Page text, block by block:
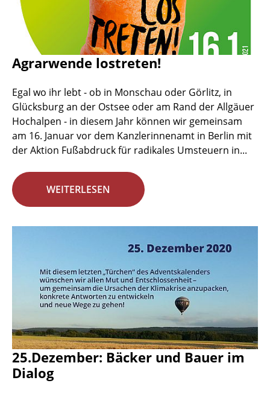
Agrarwende lostreten!
Egal wo ihr lebt - ob in Monschau oder Görlitz, in
Glücksburg an der Ostsee oder am Rand der Allgäuer
Hochalpen - in diesem Jahr können wir gemeinsam
am 16. Januar vor dem Kanzlerinnenamt in Berlin mit
der Aktion Fußabdruck für radikales Umsteuern in...
WEITERLESEN
25.Dezember: Bäcker und Bauer im
Dialog